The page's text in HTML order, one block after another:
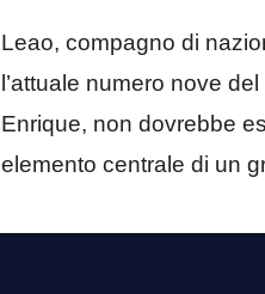
Leao, compagno di
l’attuale numero nove
Enrique, non dovrebbe
elemento centrale di un